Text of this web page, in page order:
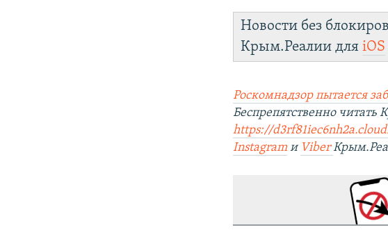
Новости без
Крым.Реалии дляiOS
Роскомнадзор пытается
Беспрепятственно
https://
Instagram и Viber